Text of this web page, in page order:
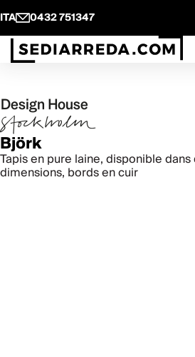
ITA 0432 751347
Björk
Tapis en pure laine, disponible
dimensions, bords en cuir